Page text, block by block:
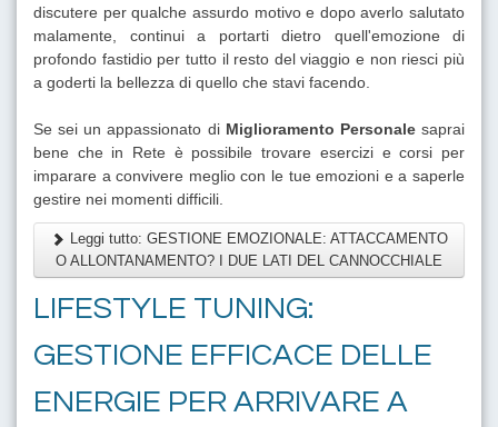
discutere per qualche assurdo motivo e dopo averlo salutato
malamente, continui a portarti dietro quell'emozione di
profondo fastidio per tutto il resto del viaggio e non riesci più
a goderti la bellezza di quello che stavi facendo.
Se sei un appassionato di Miglioramento Personalesaprai
bene che in Rete è possibile trovare esercizi e corsi per
imparare a convivere meglio con le tue emozioni e a saperle
gestire nei momenti difficili.
Leggi tutto: GESTIONE EMOZIONALE: ATTACCAMENTO
O ALLONTANAMENTO? I DUE LATI DEL CANNOCCHIALE
LIFESTYLE TUNING:
GESTIONE EFFICACE DELLE
ENERGIE PER ARRIVARE A